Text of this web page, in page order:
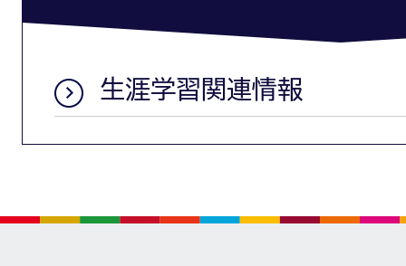
生涯学習関連情報